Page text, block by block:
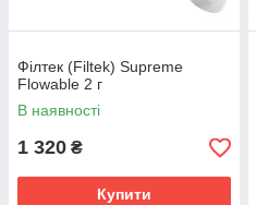
Філтек (Filtek) Supreme
Flowable 2 г
В наявності
1 320 ₴
Купити